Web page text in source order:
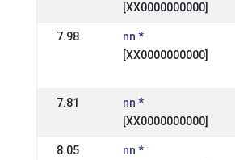
[XX0000000000]
7.98
nn *
[XX0000000000]
7.81
nn *
[XX0000000000]
8.05
nn *